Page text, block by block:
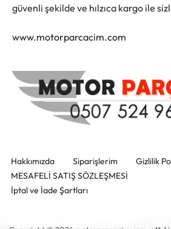
güvenli şekilde ve hılzıca kargo ile
www.motorparcacim.com
Hakkımızda Siparişlerim
Gizlilik
MESAFELİ SATIŞ SÖZLEŞMESİ
İptal ve İade Şartları